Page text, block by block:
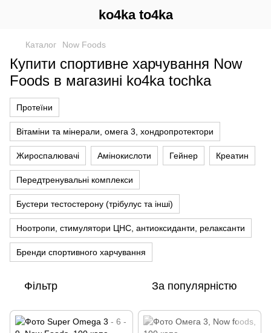
ko4ka to4ka
Каталог Now Foods
Купити спортивне харчування Now
Foods в магазині ko4ka tochka
Протеїни
Вітаміни та мінерали, омега 3, хондропротектори
Жироспалювачі Амінокислоти Гейнер Креатин
Передтренувальні комплекси
Бустери тестостерону (трібулус та інші)
Ноотропи, стимулятори ЦНС, антиоксиданти, релаксанти
Бренди спортивного харчування
Фільтр За популярністю